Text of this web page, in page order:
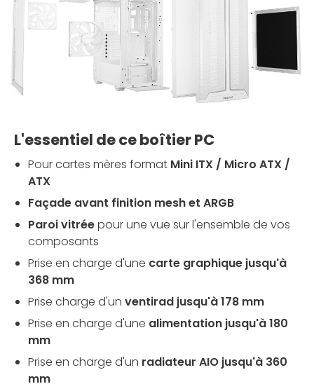
L'essentiel de ce boîtier PC
Pour cartes mères format Mini ITX / Micro ATX /
ATX
Façade avant finition mesh et ARGB
Paroi vitréepour une vue sur l'ensemble de vos
composants
Prise en charge d'une carte graphique jusqu'à
368 mm
Prise charge d'un ventirad jusqu'à 178 mm
Prise en charge d'une alimentation jusqu'à 180
mm
Prise en charge d'un radiateur AIO jusqu'à 360
mm